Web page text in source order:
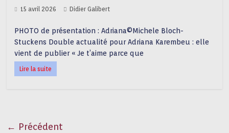
15 avril 2026 Didier Galibert
PHOTO de présentation : Adriana©Michele Bloch-
Stuckens Double actualité pour Adriana Karembeu : elle
vient de publier « Je t’aime parce que
Lire la suite
← Précédent